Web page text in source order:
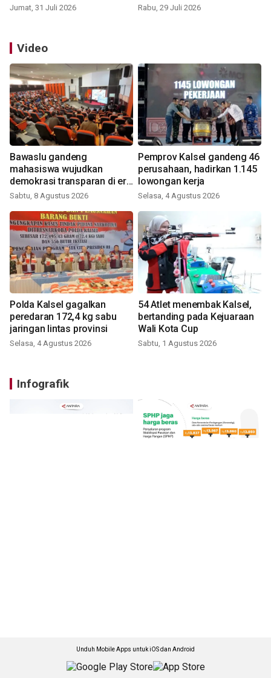
Jumat, 31 Juli 2026 Rabu, 29 Juli 2026
Video
Bawaslu gandeng
mahasiswa wujudkan
demokrasi transparan di era
digital
Sabtu, 8 Agustus 2026
Pemprov Kalsel gandeng 46
perusahaan, hadirkan 1.145
lowongan kerja
Selasa, 4 Agustus 2026
Polda Kalsel gagalkan
peredaran 172,4 kg sabu
jaringan lintas provinsi
Selasa, 4 Agustus 2026
54 Atlet menembak Kalsel,
bertanding pada Kejuaraan
Wali Kota Cup
Sabtu, 1 Agustus 2026
Infografik
Unduh Mobile Apps untuk iOS dan Android